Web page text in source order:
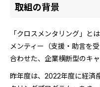
取組の背景
「クロスメンタリング」と
メンティー（支援・助言を
合わせた、企業横断型のキ
昨年度は、2022年度に経済